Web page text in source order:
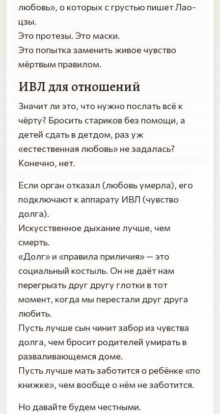
любовь», о которых с грустью пишет Лао-
цзы.
Это протезы. Это маски.
Это попытка заменить живое чувство
мёртвым правилом.
ИВЛ для отношений
Значит ли это, что нужно послать всё к
чёрту? Бросить стариков без помощи, а
детей сдать в детдом, раз уж
«естественная любовь» не задалась?
Конечно, нет.
Если орган отказал (любовь умерла), его
подключают к аппарату ИВЛ (чувство
долга).
Искусственное дыхание лучше, чем
смерть.
«Долг» и «правила приличия» — это
социальный костыль. Он не даёт нам
перегрызть друг другу глотки в тот
момент, когда мы перестали друг друга
любить.
Пусть лучше сын чинит забор из чувства
долга, чем бросит родителей умирать в
разваливающемся доме.
Пусть лучше мать заботится о ребёнке «по
книжке», чем вообще о нём не заботится.
Но давайте будем честными.